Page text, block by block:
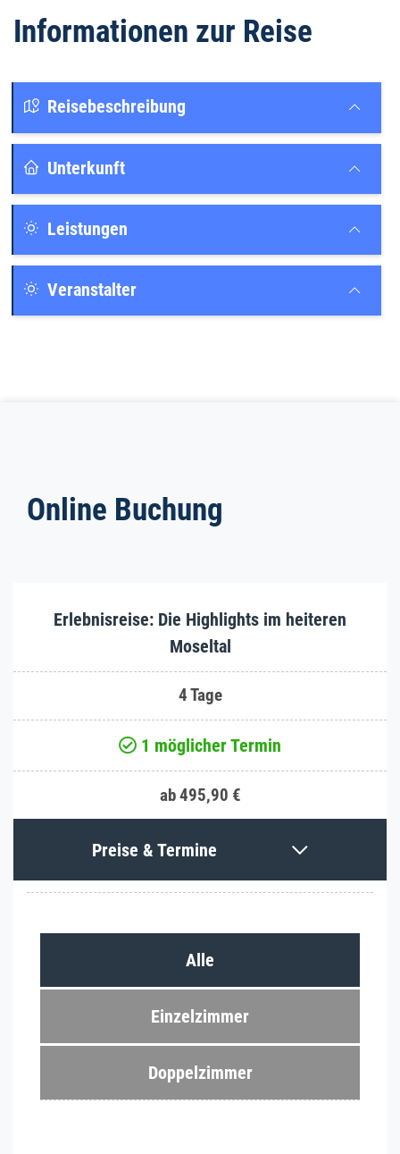
Informationen zur Reise
Reisebeschreibung
Unterkunft
Leistungen
Veranstalter
Online Buchung
Erlebnisreise: Die Highlights im heiteren
Moseltal
4 Tage
1 möglicher Termin
ab 495,90 €
Preise & Termine
Alle
Einzelzimmer
Doppelzimmer